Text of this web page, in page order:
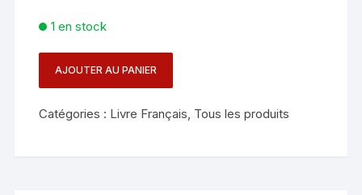
1 en stock
Book
AJOUTER AU PANIER
Catégories : Livre Français, Tous les produits